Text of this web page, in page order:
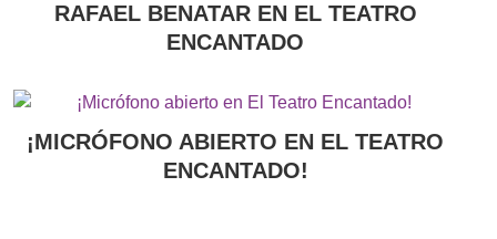
RAFAEL BENATAR EN EL TEATRO
ENCANTADO
¡MICRÓFONO ABIERTO EN EL TEATRO
ENCANTADO!